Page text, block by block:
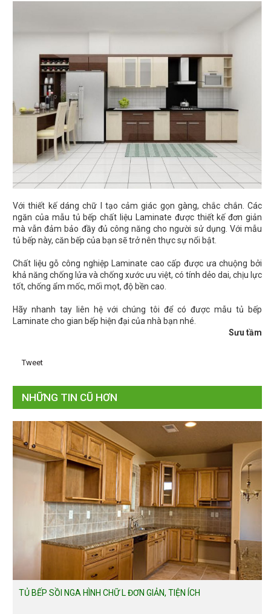
Với thiết kế dáng chữ I tạo cảm giác gọn gàng, chắc chắn. Các
ngăn của mẫu tủ bếp chất liệu Laminate được thiết kế đơn giản
mà vẫn đảm bảo đầy đủ công năng cho người sử dụng. Với mẫu
tủ bếp này, căn bếp của bạn sẽ trở nên thực sự nổi bật.
Chất liệu gỗ công nghiệp Laminate cao cấp được ưa chuộng bởi
khả năng chống lửa và chống xước ưu việt, có tính dẻo dai, chịu lực
tốt, chống ẩm mốc, mối mọt, độ bền cao.
Hãy nhanh tay liên hệ với chúng tôi để có được mẫu tủ bếp
Laminate cho gian bếp hiện đại của nhà bạn nhé.
Sưu tầm
Tweet
NHỮNG TIN CŨ HƠN
TỦ BẾP SỒI NGA HÌNH CHỮ L ĐƠN GIẢN, TIỆN ÍCH